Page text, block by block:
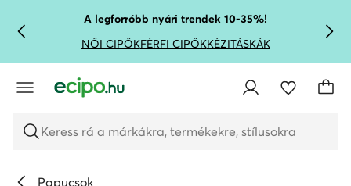
UGRÁS A FŐ TARTALOMRA
UGRÁS A KERESÉSHEZA legforróbb nyári trendek 10-35%!
NŐI CIPŐKFÉRFI CIPŐKKÉZITÁSKÁK
Keress rá a márkákra, termékekre, stílusokra
Papucsok